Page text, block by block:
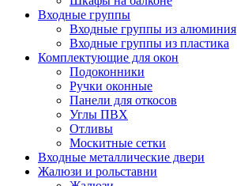
Входные группы
Входные группы из алюминия
Входные группы из пластика
Комплектующие для окон
Подоконники
Ручки оконные
Панели для откосов
Углы ПВХ
Отливы
Москитные сетки
Входные металлические двери
Жалюзи и рольставни